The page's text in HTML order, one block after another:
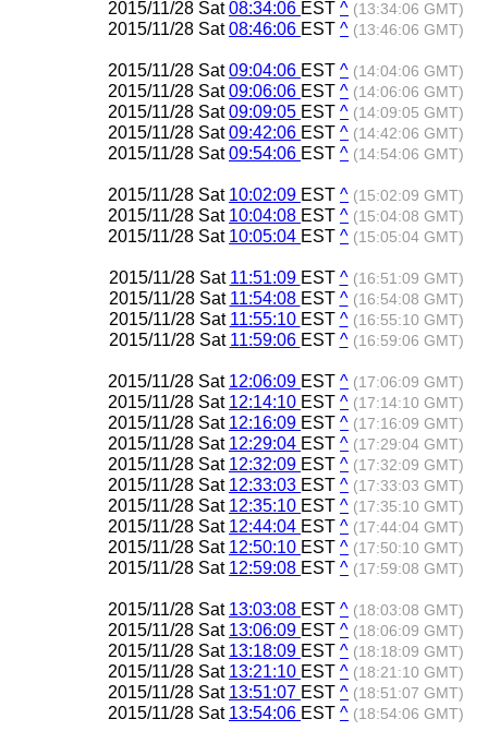
2015/11/28 Sat08:34:06 EST ^ (13:34:06 GMT)
2015/11/28 Sat08:46:06 EST ^ (13:46:06 GMT)
2015/11/28 Sat09:04:06 EST ^ (14:04:06 GMT)
2015/11/28 Sat09:06:06 EST ^ (14:06:06 GMT)
2015/11/28 Sat09:09:05 EST ^ (14:09:05 GMT)
2015/11/28 Sat09:42:06 EST ^ (14:42:06 GMT)
2015/11/28 Sat09:54:06 EST ^ (14:54:06 GMT)
2015/11/28 Sat 10:02:09 EST ^ (15:02:09 GMT)
2015/11/28 Sat 10:04:08 EST ^ (15:04:08 GMT)
2015/11/28 Sat 10:05:04 EST ^ (15:05:04 GMT)
2015/11/28 Sat 11:51:09 EST ^ (16:51:09 GMT)
2015/11/28 Sat 11:54:08 EST ^ (16:54:08 GMT)
2015/11/28 Sat 11:55:10 EST ^ (16:55:10 GMT)
2015/11/28 Sat 11:59:06 EST ^ (16:59:06 GMT)
2015/11/28 Sat 12:06:09 EST ^ (17:06:09 GMT)
2015/11/28 Sat 12:14:10 EST ^ (17:14:10 GMT)
2015/11/28 Sat 12:16:09 EST ^ (17:16:09 GMT)
2015/11/28 Sat 12:29:04 EST ^ (17:29:04 GMT)
2015/11/28 Sat 12:32:09 EST ^ (17:32:09 GMT)
2015/11/28 Sat 12:33:03 EST ^ (17:33:03 GMT)
2015/11/28 Sat 12:35:10 EST ^ (17:35:10 GMT)
2015/11/28 Sat 12:44:04 EST ^ (17:44:04 GMT)
2015/11/28 Sat 12:50:10 EST ^ (17:50:10 GMT)
2015/11/28 Sat 12:59:08 EST ^ (17:59:08 GMT)
2015/11/28 Sat 13:03:08 EST ^ (18:03:08 GMT)
2015/11/28 Sat 13:06:09 EST ^ (18:06:09 GMT)
2015/11/28 Sat 13:18:09 EST ^ (18:18:09 GMT)
2015/11/28 Sat 13:21:10 EST ^ (18:21:10 GMT)
2015/11/28 Sat 13:51:07 EST ^ (18:51:07 GMT)
2015/11/28 Sat 13:54:06 EST ^ (18:54:06 GMT)